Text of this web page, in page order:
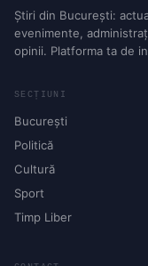
Știri din București:
evenimente,
opinii. Platforma ta de
SECȚIUNI
București
Politică
Cultură
Sport
Timp Liber